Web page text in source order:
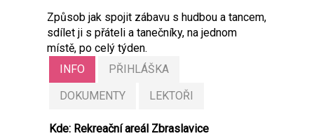
Způsob jak spojit zábavu s hudbou a tancem,
sdílet ji s přáteli a tanečníky, na jednom
místě, po celý týden.
INFO
PŘIHLÁŠKA
DOKUMENTY
LEKTOŘI
Kde: Rekreační areál Zbraslavice